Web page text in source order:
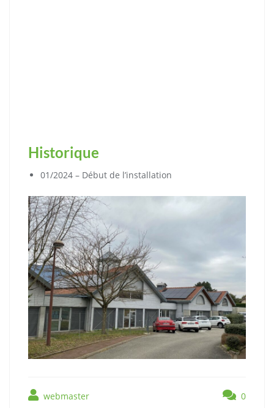
Historique
01/2024 – Début de l’installation
webmaster 0